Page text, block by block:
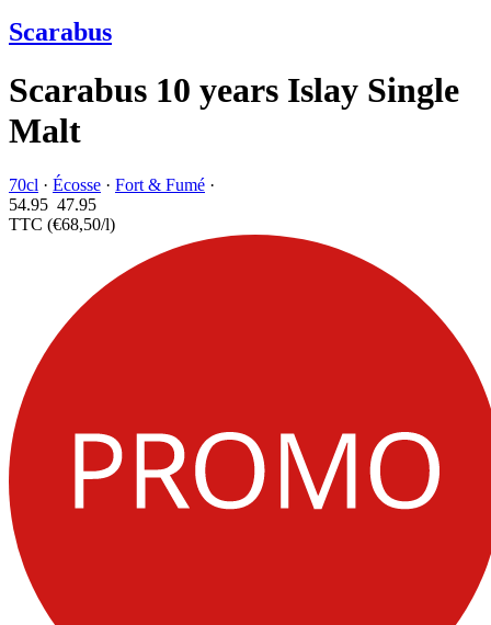
Scarabus
Scarabus 10 years Islay Single
Malt
70cl · Écosse · Fort & Fumé ·
54.95 47.95
TTC (€68,50/l)